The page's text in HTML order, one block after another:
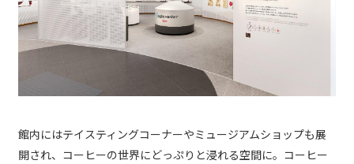
館内にはテイスティングコーナーやミュージアムショップも展
開され、コーヒーの世界にどっぷりと浸れる空間に。コーヒー